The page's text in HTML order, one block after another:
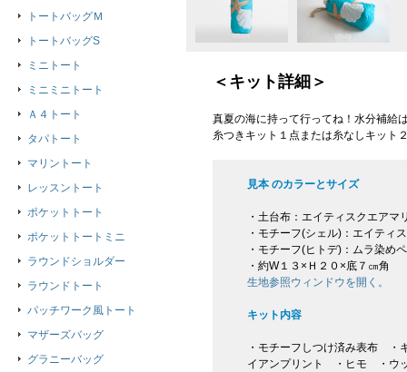
＜キット詳細＞
真夏の海に持って行ってね！水分補給
糸つきキット１点または糸なしキット
見本 のカラーとサイズ
・土台布：エイティスクエアマ
・モチーフ(シェル)：エイティ
・モチーフ(ヒトデ)：ムラ染め
・約W１３×Ｈ２０×底７㎝角
生地参照ウィンドウを開く。
キット内容
・モチーフしつけ済み表布
イアンプリント ・ヒモ ・ウ
トートバッグＭ
トートバッグS
ミニトート
ミニミニトート
Ａ４トート
タパトート
マリントート
レッスントート
ポケットトート
ポケットトートミニ
ラウンドショルダー
ラウンドトート
パッチワーク風トート
マザーズバッグ
グラニーバッグ